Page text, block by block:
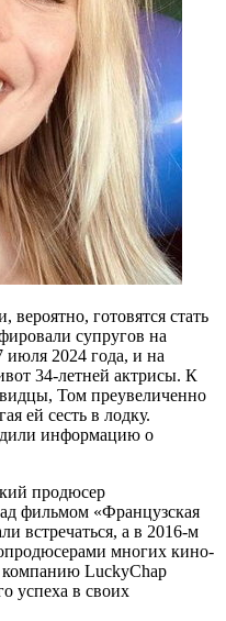
готовятся стать
супругов на
июля 2024 года, и на
34-летней актрисы. К
Том преувеличенно
ей сесть в лодку.
информацию о
продюсер
фильмом «Французская
встречаться, а в 2016-м
многих кино-
компанию LuckyChap
успеха в своих